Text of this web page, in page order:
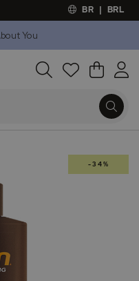
BR | BRL
You
Procura O Meu
-34%